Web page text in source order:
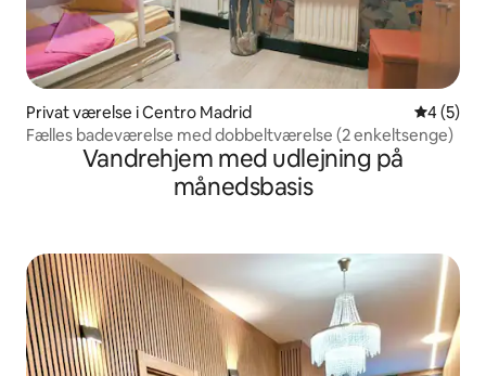
Privat værelse i Centro Madrid 4 ud af 5
4 (5)
Fælles badeværelse med dobbeltværelse (2 enkeltsenge)
Vandrehjem med udlejning på
månedsbasis